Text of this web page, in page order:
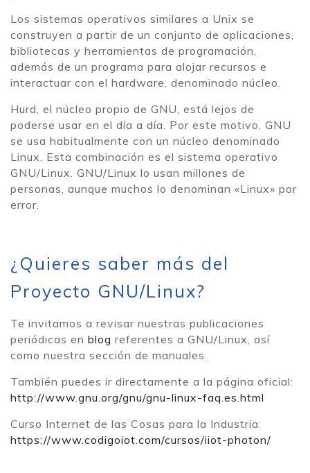
Los sistemas operativos similares a Unix se
construyen a partir de un conjunto de aplicaciones,
bibliotecas y herramientas de programación,
además de un programa para alojar recursos e
interactuar con el hardware, denominado núcleo.
Hurd, el núcleo propio de GNU, está lejos de
poderse usar en el día a día. Por este motivo, GNU
se usa habitualmente con un núcleo denominado
Linux. Esta combinación es el sistema operativo
GNU/Linux. GNU/Linux lo usan millones de
personas, aunque muchos lo denominan «Linux» por
error.
¿Quieres saber más del
Proyecto GNU/Linux?
Te invitamos a revisar nuestras publicaciones
periódicas en blog referentes a GNU/Linux, así
como nuestra sección de manuales.
También puedes ir directamente a la página oficial:
http://www.gnu.org/gnu/gnu-linux-faq.es.html
Curso Internet de las Cosas para la Industria:
https://www.codigoiot.com/cursos/iiot-photon/